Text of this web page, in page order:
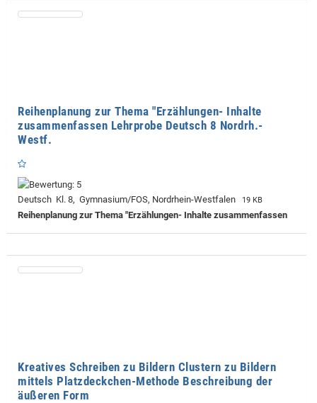
Reihenplanung zur Thema "Erzählungen- Inhalte
zusammenfassen Lehrprobe Deutsch 8 Nordrh.-
Westf.
Deutsch Kl. 8, Gymnasium/FOS, Nordrhein-Westfalen 19 KB
Reihenplanung zur Thema "Erzählungen- Inhalte zusammenfassen
Kreatives Schreiben zu Bildern Clustern zu Bildern
mittels Platzdeckchen-Methode Beschreibung der
äußeren Form